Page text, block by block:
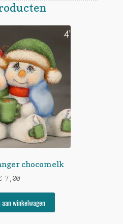
chocomelk
7,00
aan winkelwagen